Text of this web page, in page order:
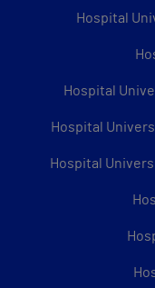
Hospital
Hospital
Hospital
Hospital